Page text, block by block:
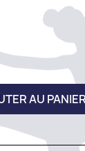
AU PANIER